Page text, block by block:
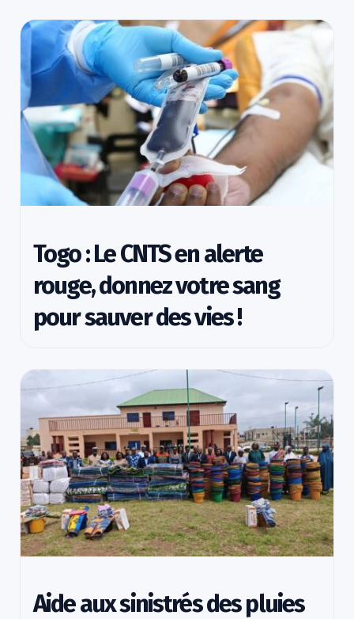
Togo : Le CNTS en alerte
rouge, donnez votre sang
pour sauver des vies !
Aide aux sinistrés des pluies